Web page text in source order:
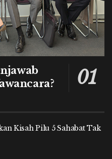
Kisah Pilu 5 Sahabat Tak